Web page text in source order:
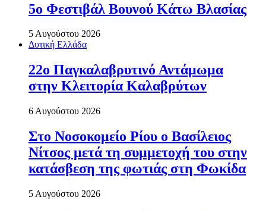
5ο Φεστιβάλ Βουνού Κάτω Βλασίας
5 Αυγούστου 2026
Δυτική Ελλάδα
22ο Παγκαλαβρυτινό Αντάμωμα
στην Κλειτορία Καλαβρύτων
6 Αυγούστου 2026
Στο Νοσοκομείο Ρίου ο Βασίλειος
Νίτσος μετά τη συμμετοχή του στην
κατάσβεση της φωτιάς στη Φωκίδα
5 Αυγούστου 2026